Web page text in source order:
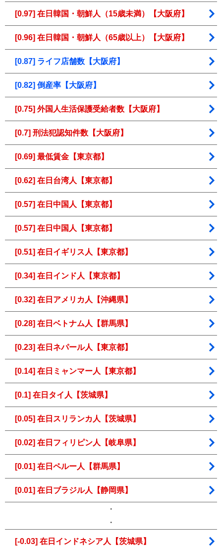
[0.97] 在日韓国・朝鮮人（15歳未満）【大阪府】
[0.96] 在日韓国・朝鮮人（65歳以上）【大阪府】
[0.87] ライフ店舗数【大阪府】
[0.82] 倒産率【大阪府】
[0.75] 外国人生活保護受給者数【大阪府】
[0.7] 刑法犯認知件数【大阪府】
[0.69] 最低賃金【東京都】
[0.62] 在日台湾人【東京都】
[0.57] 在日中国人【東京都】
[0.57] 在日中国人【東京都】
[0.51] 在日イギリス人【東京都】
[0.34] 在日インド人【東京都】
[0.32] 在日アメリカ人【沖縄県】
[0.28] 在日ベトナム人【群馬県】
[0.23] 在日ネパール人【東京都】
[0.14] 在日ミャンマー人【東京都】
[0.1] 在日タイ人【茨城県】
[0.05] 在日スリランカ人【茨城県】
[0.02] 在日フィリピン人【岐阜県】
[0.01] 在日ペルー人【群馬県】
[0.01] 在日ブラジル人【静岡県】
・
・
[-0.03] 在日インドネシア人【茨城県】